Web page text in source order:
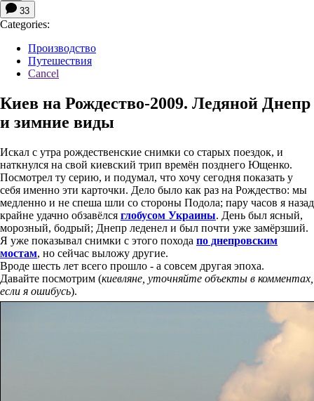
33
Categories:
Производство
Путешествия
Cancel
Киев на Рождество-2009. Ледяной Днепр
и зимние виды
Искал с утра рождественские снимки со старых поездок, и
наткнулся на свой киевский трип времён позднего Ющенко.
Посмотрел ту серию, и подумал, что хочу сегодня показать у
себя именно эти карточки. Дело было как раз на Рождество: мы
медленно и не спеша шли со стороны Подола; пару часов я назад
крайне удачно обзавёлся глобусом Украины. День был ясный,
морозный, бодрый; Днепр леденел и был почти уже замёрзший.
Я уже показывал снимки с этого похода по днепровским
мостам, но сейчас выложу другие.
Вроде шесть лет всего прошло - а совсем другая эпоха.
Давайте посмотрим (киевляне, уточняйте объекты в комментах,
если я ошибусь).